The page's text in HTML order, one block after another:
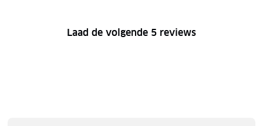
Laad de volgende 5 reviews